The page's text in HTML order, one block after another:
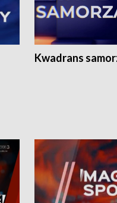
Kwadrans